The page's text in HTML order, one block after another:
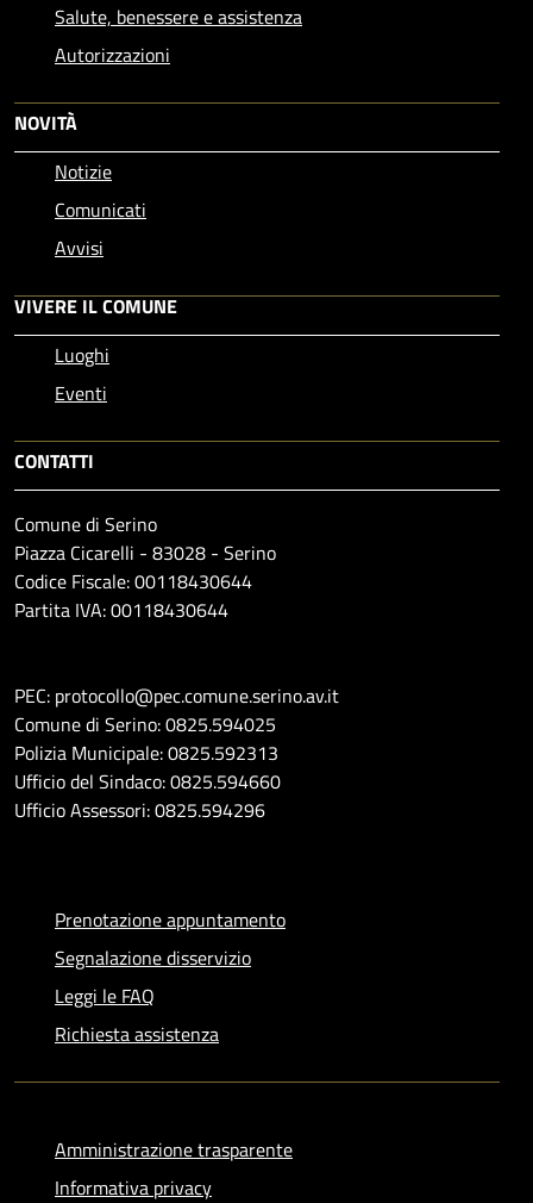
Salute, benessere e assistenza
Autorizzazioni
NOVITÀ
Notizie
Comunicati
Avvisi
VIVERE IL COMUNE
Luoghi
Eventi
CONTATTI
Comune di Serino
Piazza Cicarelli - 83028 - Serino
Codice Fiscale: 00118430644
Partita IVA: 00118430644
PEC: protocollo@pec.comune.serino.av.it
Comune di Serino: 0825.594025
Polizia Municipale: 0825.592313
Ufficio del Sindaco: 0825.594660
Ufficio Assessori: 0825.594296
Prenotazione appuntamento
Segnalazione disservizio
Leggi le FAQ
Richiesta assistenza
Amministrazione trasparente
Informativa privacy